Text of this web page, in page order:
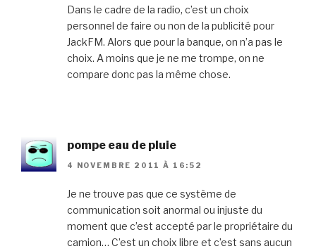
Dans le cadre de la radio, c’est un choix
personnel de faire ou non de la publicité pour
JackFM. Alors que pour la banque, on n’a pas le
choix. A moins que je ne me trompe, on ne
compare donc pas la même chose.
pompe eau de pluie
4 NOVEMBRE 2011 À 16:52
Je ne trouve pas que ce système de
communication soit anormal ou injuste du
moment que c’est accepté par le propriétaire du
camion… C’est un choix libre et c’est sans aucun